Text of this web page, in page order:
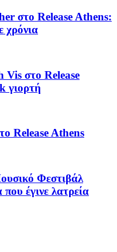
στο Release Athens:
χρόνια
στο Release
γιορτή
Release Athens
Φεστιβάλ
έγινε λατρεία